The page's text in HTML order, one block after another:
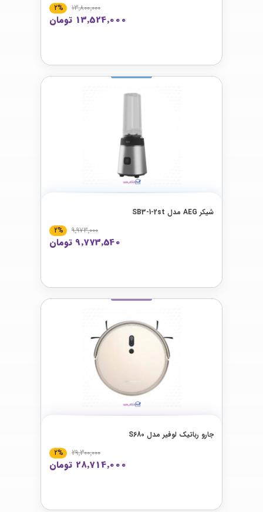
13٬800٬000
2%
13٬524٬000 تومان
شیکر AEG مدل SB3-1-2st
9٬973٬000
2%
9٬773٬540 تومان
جارو رباتیک لوفیر مدل S680
29٬300٬000
2%
28٬714٬000 تومان